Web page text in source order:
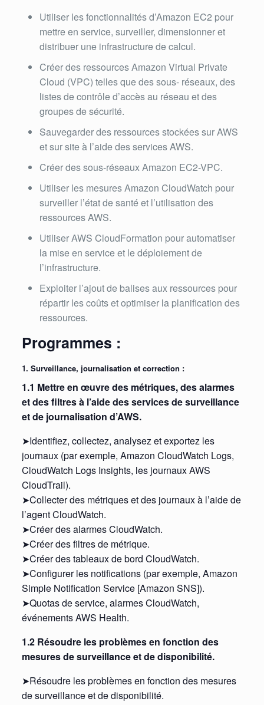
Utiliser les fonctionnalités d’Amazon EC2 pour
mettre en service, surveiller, dimensionner et
distribuer une infrastructure de calcul.
Créer des ressources Amazon Virtual Private
Cloud (VPC) telles que des sous- réseaux, des
listes de contrôle d’accès au réseau et des
groupes de sécurité.
Sauvegarder des ressources stockées sur AWS
et sur site à l’aide des services AWS.
Créer des sous-réseaux Amazon EC2-VPC.
Utiliser les mesures Amazon CloudWatch pour
surveiller l’état de santé et l’utilisation des
ressources AWS.
Utiliser AWS CloudFormation pour automatiser
la mise en service et le déploiement de
l’infrastructure.
Exploiter l’ajout de balises aux ressources pour
répartir les coûts et optimiser la planification des
ressources.
Programmes :
1. Surveillance, journalisation et correction :
1.1 Mettre en œuvre des métriques, des alarmes
et des filtres à l’aide des services de surveillance
et de journalisation d’AWS.
➤Identifiez, collectez, analysez et exportez les
journaux (par exemple, Amazon CloudWatch Logs,
CloudWatch Logs Insights, les journaux AWS
CloudTrail).
➤Collecter des métriques et des journaux à l’aide de
l’agent CloudWatch.
➤Créer des alarmes CloudWatch.
➤Créer des filtres de métrique.
➤Créer des tableaux de bord CloudWatch.
➤Configurer les notifications (par exemple, Amazon
Simple Notification Service [Amazon SNS]).
➤Quotas de service, alarmes CloudWatch,
événements AWS Health.
1.2 Résoudre les problèmes en fonction des
mesures de surveillance et de disponibilité.
➤Résoudre les problèmes en fonction des mesures
de surveillance et de disponibilité.